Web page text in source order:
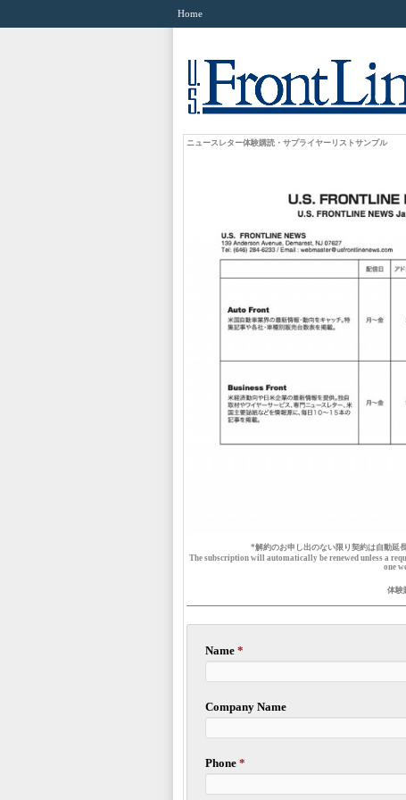
Home
ニュースレター体験購読・サプライヤーリストサンプル
*解約のお申し出のない限り契約は自動延
The subscription will automatically be renewed unless a
one
体験
Name *
Company Name
Phone *